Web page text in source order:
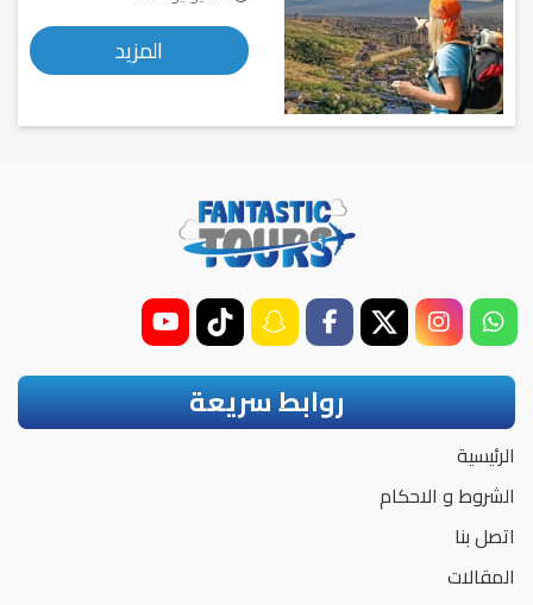
المزيد
روابط سريعة
الرئيسية
الشروط و الاحكام
اتصل بنا
المقالات